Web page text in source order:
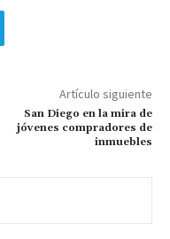
Artículo siguiente
San Diego en la mira de
jóvenes compradores de
inmuebles